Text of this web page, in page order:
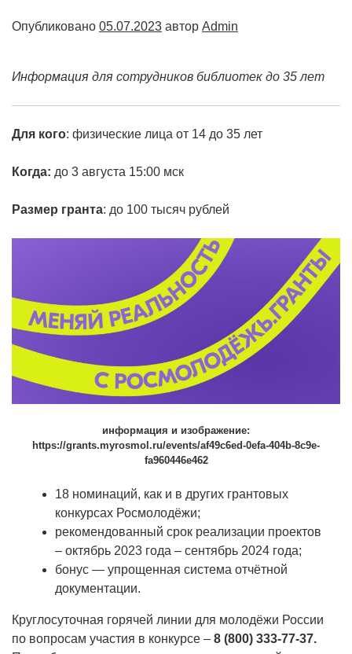
Опубликовано 05.07.2023 автор Admin
Информация для сотрудников библиотек до 35 лет
Для кого: физические лица от 14 до 35 лет
Когда: до 3 августа 15:00 мск
Размер гранта: до 100 тысяч рублей
информация и изображение:
https://grants.myrosmol.ru/events/af49c6ed-0efa-404b-8c9e-
fa960446e462
18 номинаций, как и в других грантовых
конкурсах Росмолодёжи;
рекомендованный срок реализации проектов
– октябрь 2023 года – сентябрь 2024 года;
бонус — упрощенная система отчётной
документации.
Круглосуточная горячей линии для молодёжи России
по вопросам участия в конкурсе – 8 (800) 333-77-37.